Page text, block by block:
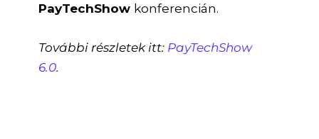
PayTechShow konferencián.
További részletek itt: PayTechShow
6.0.